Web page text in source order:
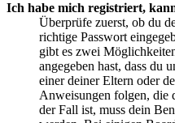
Ich habe mich registriert,
Überprüfe zuerst, ob du
richtige Passwort
gibt es zwei
angegeben hast, dass du
einer deiner Eltern oder
Anweisungen folgen, die
der Fall ist, muss dein